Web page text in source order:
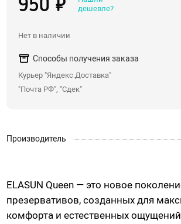
Насадки для двойного проникновения
С вибрацией
Массажеры простаты
С дистанционным управлением
Страпоны
Производитель
950 ₽
дешевле?
Нет в наличии
Способы получения заказа
Курьер "Яндекс.Доставка"
"Почта РФ", "Сдек"
ELASUN Queen — это новое
презервативов, созданных для
комфорта и естественных